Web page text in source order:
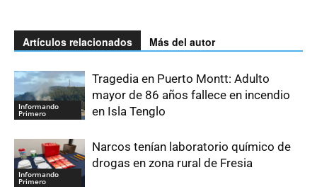
Artículos relacionados Más del autor
Informando
Primero
Tragedia en Puerto Montt: Adulto
mayor de 86 años fallece en incendio
en Isla Tenglo
Informando
Primero
Narcos tenían laboratorio químico de
drogas en zona rural de Fresia